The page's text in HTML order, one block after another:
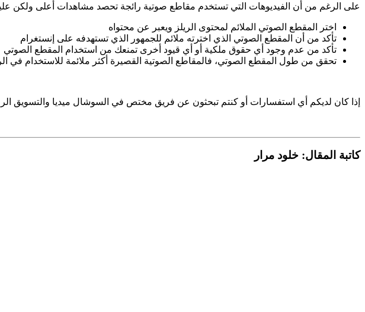
على الرغم من أن الفيديوهات التي تستخدم مقاطع صوتية رائجة تحصد مشاهدات أعلى ولكن
اختر المقطع الصوتي الملائم لمحتوى الريلز ويعبر عن محتواه
تأكد من أن المقطع الصوتي الذي اخترته ملائم للجمهور الذي تستهدفه على إنستغرام
تأكد من عدم وجود أي حقوق ملكية أو أي قيود أخرى تمنعك من استخدام المقطع الصوتي
تحقق من طول المقطع الصوتي، فالمقاطع الصوتية القصيرة أكثر ملائمة للاستخدام في
إذا كان لديكم أي استفسارات أو كنتم تبحثون عن فريق مختص في السوشال ميديا والتسويق
كاتبة المقال: خلود مرار